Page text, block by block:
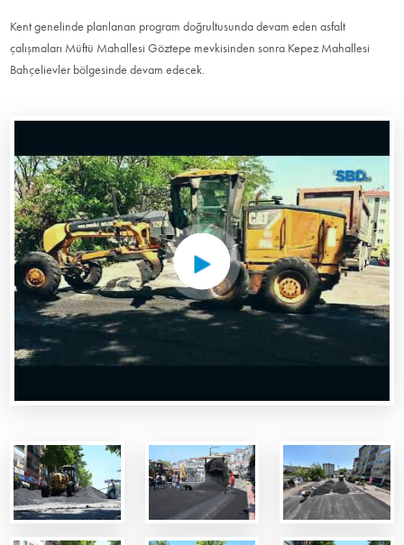
Kent genelinde planlanan program doğrultusunda devam eden asfalt
çalışmaları Müftü Mahallesi Göztepe mevkisinden sonra Kepez Mahallesi
Bahçelievler bölgesinde devam edecek.